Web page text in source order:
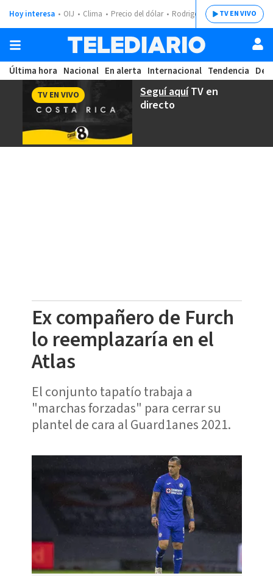
Hoy interesa OIJ Clima Precio del dólar Rodrigo ChavesTV EN VIVO
Última hora Nacional En alerta Internacional Tendencia
Seguí aquíTV en
directo
TV EN VIVO
Ex compañero de Furch
lo reemplazaría en el
Atlas
El conjunto tapatío trabaja a
"marchas forzadas" para cerrar su
plantel de cara al Guard1anes 2021.